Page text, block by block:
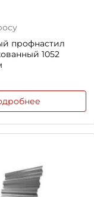
профнастил
1052